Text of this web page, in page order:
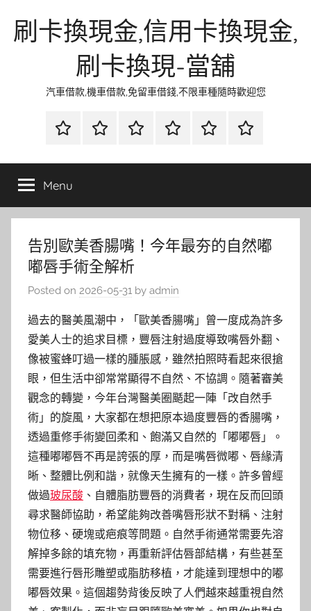
刷卡換現金,信用卡換現金,
刷卡換現-當舖
汽車借款,機車借款,免留車借錢,不限車種隨時歡迎您
首
當
金
網
資
流
時
環
清
聯
徵
Menu
告別歐美香腸嘴！今年最夯的自然嘟
嘟唇手術全解析
Posted on 2026-05-31 by admin
過去的醫美風潮中，「歐美香腸嘴」曾一度成為許多
愛美人士的追求目標，豐唇注射過度導致嘴唇外翻、
像被蜜蜂叮過一樣的腫脹感，雖然拍照時看起來很搶
眼，但生活中卻常常顯得不自然、不協調。隨著審美
觀念的轉變，今年台灣醫美圈颳起一陣「改自然手
術」的旋風，大家都在想把原本過度豐唇的香腸嘴，
透過重修手術變回柔和、飽滿又自然的「嘟嘟唇」。
這種嘟嘟唇不再是誇張的厚，而是嘴唇微嘟、唇緣清
晰、整體比例和諧，就像天生擁有的一樣。許多曾經
做過玻尿酸 、自體脂肪豐唇的消費者，現在反而回頭
尋求醫師協助，希望能夠改善嘴唇形狀不對稱、注射
物位移、硬塊或疤痕等問題。自然手術通常需要先溶
解掉多餘的填充物，再重新評估唇部結構，有些甚至
需要進行唇形雕塑或脂肪移植，才能達到理想中的嘟
嘟唇效果。這個趨勢背後反映了人們越來越重視自然